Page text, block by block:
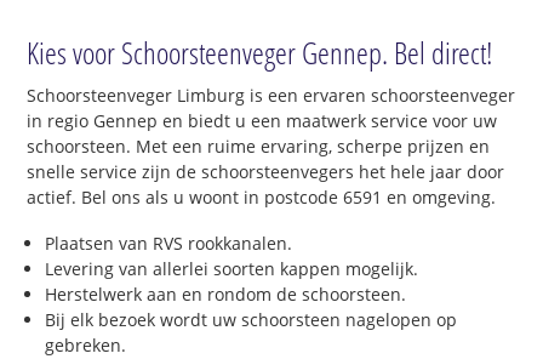
Kies voor Schoorsteenveger Gennep. Bel direct!
Schoorsteenveger Limburg is een ervaren schoorsteenveger
in regio Gennep en biedt u een maatwerk service voor uw
schoorsteen. Met een ruime ervaring, scherpe prijzen en
snelle service zijn de schoorsteenvegers het hele jaar door
actief. Bel ons als u woont in postcode 6591 en omgeving.
Plaatsen van RVS rookkanalen.
Levering van allerlei soorten kappen mogelijk.
Herstelwerk aan en rondom de schoorsteen.
Bij elk bezoek wordt uw schoorsteen nagelopen op
gebreken.